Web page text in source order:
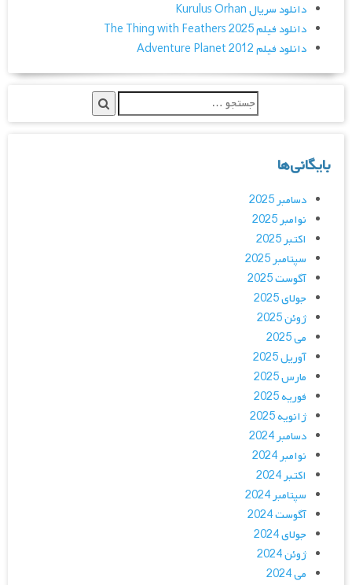
دانلود سریال Kurulus Orhan
دانلود فیلم The Thing with Feathers 2025
دانلود فیلم Adventure Planet 2012
بایگانی‌ها
دسامبر 2025
نوامبر 2025
اکتبر 2025
سپتامبر 2025
آگوست 2025
جولای 2025
ژوئن 2025
می 2025
آوریل 2025
مارس 2025
فوریه 2025
ژانویه 2025
دسامبر 2024
نوامبر 2024
اکتبر 2024
سپتامبر 2024
آگوست 2024
جولای 2024
ژوئن 2024
می 2024